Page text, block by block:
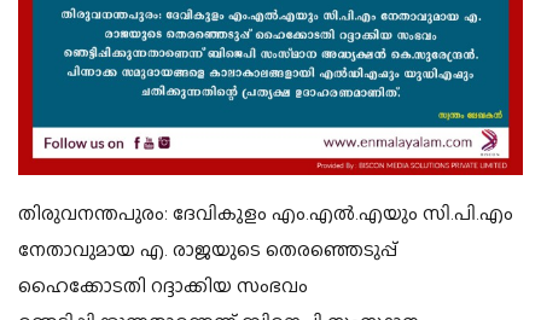
തിരുവനന്തപുരം: ദേവികുളം എം.എൽ.എയും സി.പി.എം
നേതാവുമായ എ. രാജയുടെ തെരഞ്ഞെടുപ്പ്
ഹൈക്കോടതി റദ്ദാക്കിയ സംഭവം